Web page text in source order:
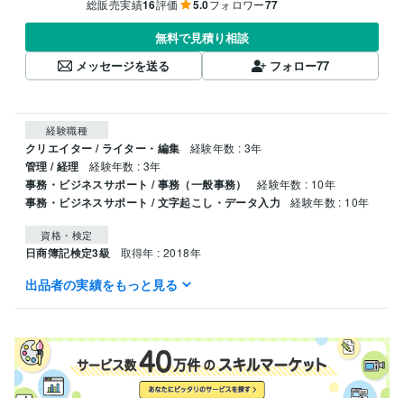
総販売実績16評価 5.0フォロワー77
無料で見積り相談
メッセージを送る
フォロー77
経験職種
クリエイター / ライター・編集 経験年数 : 3年
管理 / 経理 経験年数 : 3年
事務・ビジネスサポート / 事務（一般事務） 経験年数 : 10年
事務・ビジネスサポート / 文字起こし・データ入力 経験年数 : 10年
資格・検定
日商簿記検定3級 取得年 : 2018年
ビジネス・クリエイティブツール
SAP:1年
得意分野
ライティング・翻訳 Webライティング 事務アシスト
出品者の実績をもっと見る